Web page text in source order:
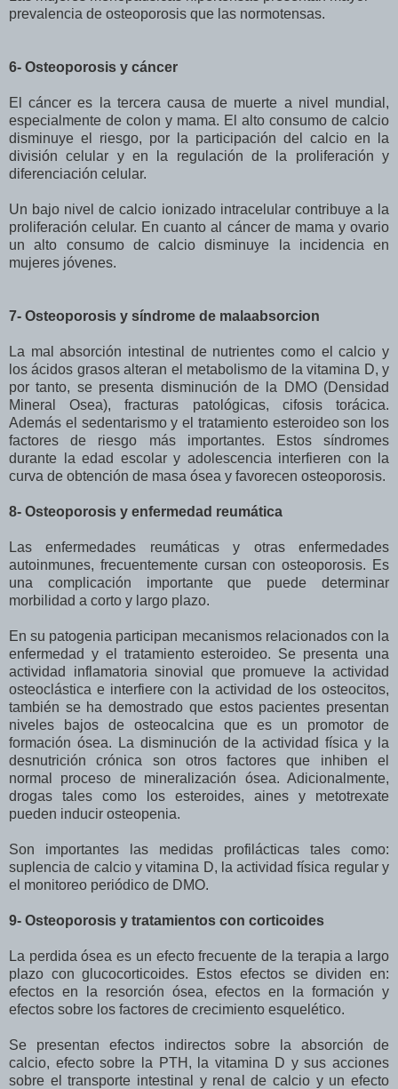
prevalencia de osteoporosis que las normotensas.
6- Osteoporosis y cáncer
El cáncer es la tercera causa de muerte a nivel mundial,
especialmente de colon y mama. El alto consumo de calcio
disminuye el riesgo, por la participación del calcio en la
división celular y en la regulación de la proliferación y
diferenciación celular.
Un bajo nivel de calcio ionizado intracelular contribuye a la
proliferación celular. En cuanto al cáncer de mama y ovario
un alto consumo de calcio disminuye la incidencia en
mujeres jóvenes.
7- Osteoporosis y síndrome de malaabsorcion
La mal absorción intestinal de nutrientes como el calcio y
los ácidos grasos alteran el metabolismo de la vitamina D, y
por tanto, se presenta disminución de la DMO (Densidad
Mineral Osea), fracturas patológicas, cifosis torácica.
Además el sedentarismo y el tratamiento esteroideo son los
factores de riesgo más importantes. Estos síndromes
durante la edad escolar y adolescencia interfieren con la
curva de obtención de masa ósea y favorecen osteoporosis.
8- Osteoporosis y enfermedad reumática
Las enfermedades reumáticas y otras enfermedades
autoinmunes, frecuentemente cursan con osteoporosis. Es
una complicación importante que puede determinar
morbilidad a corto y largo plazo.
En su patogenia participan mecanismos relacionados con la
enfermedad y el tratamiento esteroideo. Se presenta una
actividad inflamatoria sinovial que promueve la actividad
osteoclástica e interfiere con la actividad de los osteocitos,
también se ha demostrado que estos pacientes presentan
niveles bajos de osteocalcina que es un promotor de
formación ósea. La disminución de la actividad física y la
desnutrición crónica son otros factores que inhiben el
normal proceso de mineralización ósea. Adicionalmente,
drogas tales como los esteroides, aines y metotrexate
pueden inducir osteopenia.
Son importantes las medidas profilácticas tales como:
suplencia de calcio y vitamina D, la actividad física regular y
el monitoreo periódico de DMO.
9- Osteoporosis y tratamientos con corticoides
La perdida ósea es un efecto frecuente de la terapia a largo
plazo con glucocorticoides. Estos efectos se dividen en:
efectos en la resorción ósea, efectos en la formación y
efectos sobre los factores de crecimiento esquelético.
Se presentan efectos indirectos sobre la absorción de
calcio, efecto sobre la PTH, la vitamina D y sus acciones
sobre el transporte intestinal y renal de calcio y un efecto